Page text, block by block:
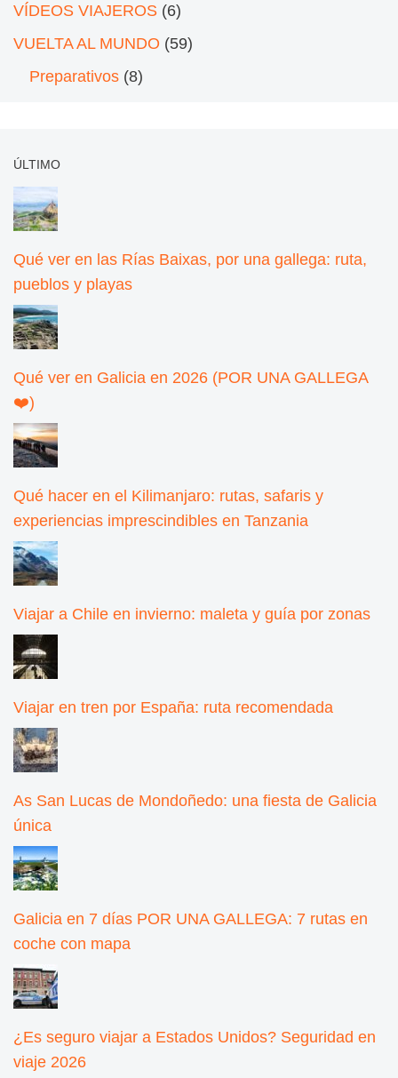
VÍDEOS VIAJEROS (6)
VUELTA AL MUNDO (59)
Preparativos (8)
ÚLTIMO
Qué ver en las Rías Baixas, por una gallega: ruta,
pueblos y playas
Qué ver en Galicia en 2026 (POR UNA GALLEGA
❤️)
Qué hacer en el Kilimanjaro: rutas, safaris y
experiencias imprescindibles en Tanzania
Viajar a Chile en invierno: maleta y guía por zonas
Viajar en tren por España: ruta recomendada
As San Lucas de Mondoñedo: una fiesta de Galicia
única
Galicia en 7 días POR UNA GALLEGA: 7 rutas en
coche con mapa
¿Es seguro viajar a Estados Unidos? Seguridad en
viaje 2026